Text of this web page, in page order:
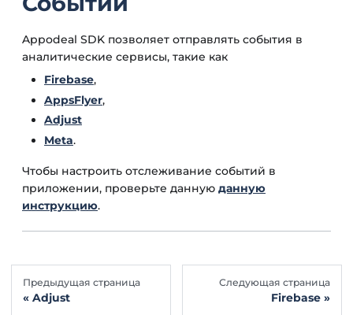
Appodeal SDK позволяет отправлять события в
аналитические сервисы, такие как
Firebase,
AppsFlyer,
Adjust
Meta.
Чтобы настроить отслеживание событий в
приложении, проверьте данную данную
инструкцию.
Предыдущая страница
Adjust
Следующая страница
Firebase